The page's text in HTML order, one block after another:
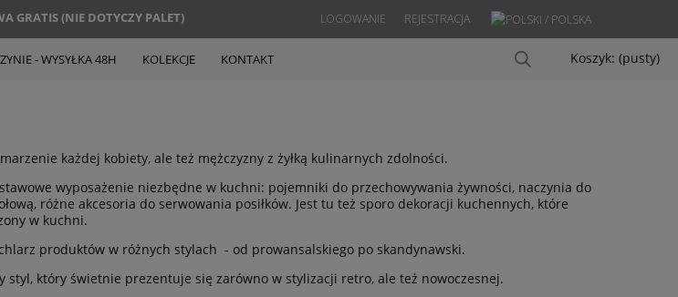
GRATIS (NIE DOTYCZY PALET) REJESTRACJA
LOGOWANIE
Koszyk: (pusty)
- WYSYŁKA 48H KOLEKCJE KONTAKT
każdej kobiety, ale też mężczyzny z żyłką kulinarnych zdolności.
wyposażenie niezbędne w kuchni: pojemniki do przechowywania żywności, naczynia do
różne akcesoria do serwowania posiłków. Jest tu też sporo dekoracji kuchennych, które
w kuchni.
produktów w różnych stylach - od prowansalskiego po skandynawski.
styl, który świetnie prezentuje się zarówno w stylizacji retro, ale też nowoczesnej.